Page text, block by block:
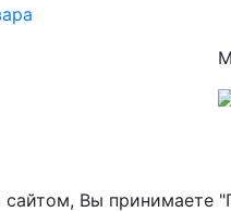
Вы принимаете